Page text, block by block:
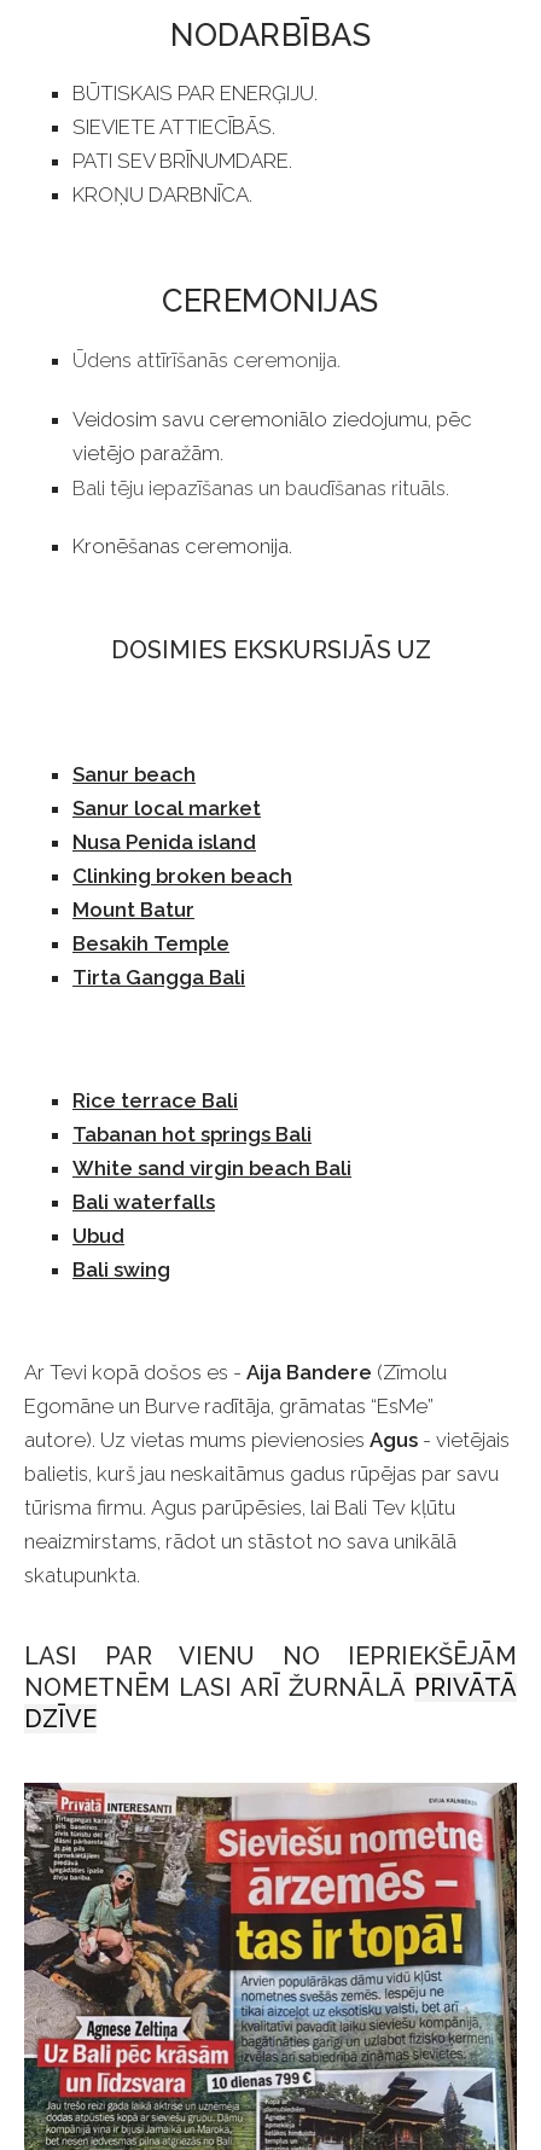
NODARBĪBAS
BŪTISKAIS PAR ENERĢIJU.
SIEVIETE ATTIECĪBĀS.
PATI SEV BRĪNUMDARE.
KROŅU DARBNĪCA.
CEREMONIJAS
Ūdens attīrīšanās ceremonija.
Veidosim savu ceremoniālo ziedojumu, pēc
vietējo paražām.
Bali tēju iepazīšanas un baudīšanas rituāls.
Kronēšanas ceremonija.
DOSIMIES EKSKURSIJĀS UZ
Sanur beach
Sanur local market
Nusa Penida island
Clinking broken beach
Mount Batur
Besakih Temple
Tirta Gangga Bali
Rice terrace Bali
Tabanan hot springs Bali
White sand virgin beach Bali
Bali waterfalls
Ubud
Bali swing
Ar Tevi kopā došos es - Aija Bandere (Zīmolu
Egomāne un Burve radītāja, grāmatas “EsMe”
autore). Uz vietas mums pievienosies Agus - vietējais
balietis, kurš jau neskaitāmus gadus rūpējas par savu
tūrisma firmu. Agus parūpēsies, lai Bali Tev kļūtu
neaizmirstams, rādot un stāstot no sava unikālā
skatupunkta.
LASI PAR VIENU NO IEPRIEKŠĒJĀM
NOMETNĒM LASI ARĪ ŽURNĀLĀ PRIVĀTĀ
DZĪVE